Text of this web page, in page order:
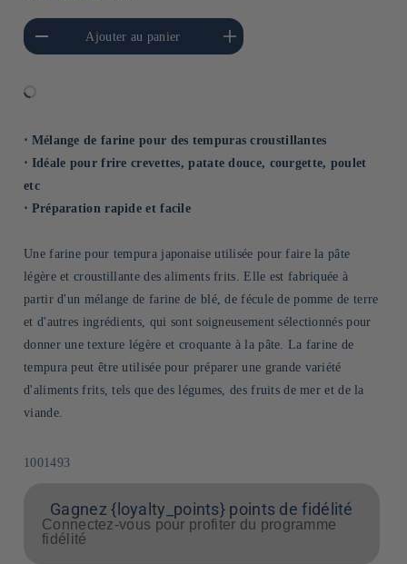
quantité de Default
Title
Ajouter au panier
Augmenter la quantité de
Default Title
⋅ Mélange de farine pour des tempuras croustillantes
⋅ Idéale pour frire crevettes, patate douce, courgette, poulet
etc
⋅ Préparation rapide et facile
Une farine pour tempura japonaise utilisée pour faire la pâte
légère et croustillante des aliments frits. Elle est fabriquée à
partir d'un mélange de farine de blé, de fécule de pomme de terre
et d'autres ingrédients, qui sont soigneusement sélectionnés pour
donner une texture légère et croquante à la pâte. La farine de
tempura peut être utilisée pour préparer une grande variété
d'aliments frits, tels que des légumes, des fruits de mer et de la
viande.
SKU:
1001493
Gagnez {loyalty_points} points de fidélité
Connectez-vous pour profiter du programme
fidélité